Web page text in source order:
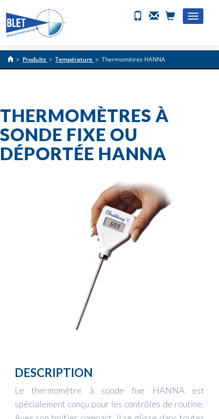
Toggle
> Produits > Température > Thermomètres HANNA
THERMOMÈTRES À
SONDE FIXE OU
DÉPORTÉE HANNA
DESCRIPTION
Le thermomètre à sonde fixe HANNA est
spécialement conçu pour les contrôles de routine.